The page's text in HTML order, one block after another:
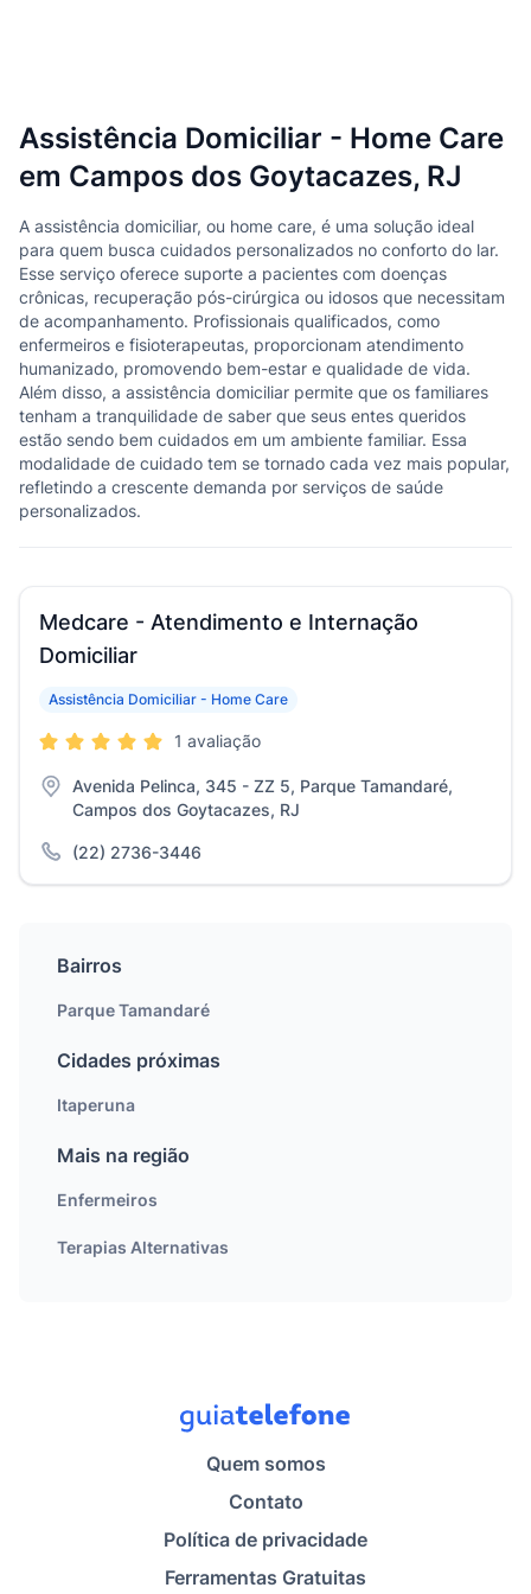
Assistência Domiciliar - Home Care
em Campos dos Goytacazes, RJ
A assistência domiciliar, ou home care, é uma solução ideal
para quem busca cuidados personalizados no conforto do lar.
Esse serviço oferece suporte a pacientes com doenças
crônicas, recuperação pós-cirúrgica ou idosos que necessitam
de acompanhamento. Profissionais qualificados, como
enfermeiros e fisioterapeutas, proporcionam atendimento
humanizado, promovendo bem-estar e qualidade de vida.
Além disso, a assistência domiciliar permite que os familiares
tenham a tranquilidade de saber que seus entes queridos
estão sendo bem cuidados em um ambiente familiar. Essa
modalidade de cuidado tem se tornado cada vez mais popular,
refletindo a crescente demanda por serviços de saúde
personalizados.
Medcare - Atendimento e Internação
Domiciliar
Assistência Domiciliar - Home Care
1 avaliação
Avenida Pelinca, 345 - ZZ 5, Parque Tamandaré,
Campos dos Goytacazes, RJ
(22) 2736-3446
Bairros
Parque Tamandaré
Cidades próximas
Itaperuna
Mais na região
Enfermeiros
Terapias Alternativas
Quem somos
Contato
Política de privacidade
Ferramentas Gratuitas